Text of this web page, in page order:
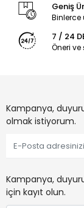
Geniş
7 / 24
Öneri ve
Kampanya,
olmak istiyorum.
Kampanya,
için kayıt olun.